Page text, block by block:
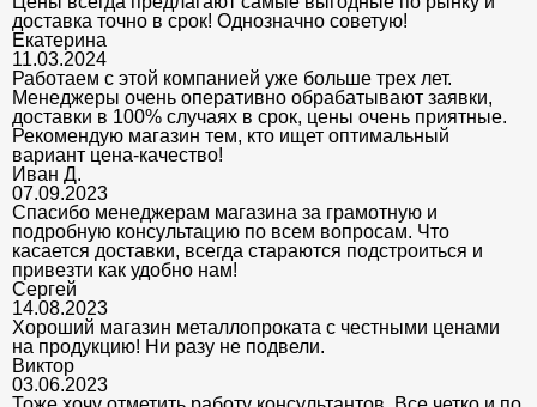
доставка точно в срок! Однозначно советую!
Екатерина
11.03.2024
Работаем с этой компанией уже больше трех лет.
Менеджеры очень оперативно обрабатывают заявки,
доставки в 100% случаях в срок, цены очень приятные.
Рекомендую магазин тем, кто ищет оптимальный
вариант цена-качество!
Иван Д.
07.09.2023
Спасибо менеджерам магазина за грамотную и
подробную консультацию по всем вопросам. Что
касается доставки, всегда стараются подстроиться и
привезти как удобно нам!
Сергей
14.08.2023
Хороший магазин металлопроката с честными ценами
на продукцию! Ни разу не подвели.
Виктор
03.06.2023